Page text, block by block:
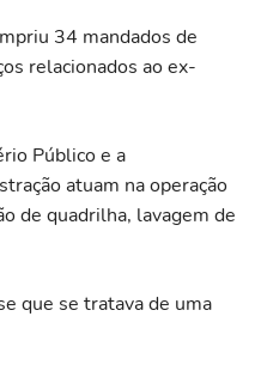
34 mandados de
relacionados ao ex-
Público e a
atuam na operação
de quadrilha, lavagem de
que se tratava de uma